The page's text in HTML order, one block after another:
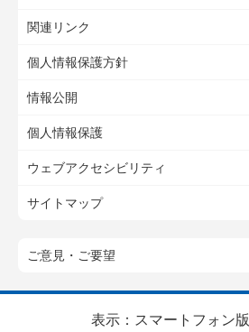
関連リンク
個人情報保護方針
情報公開
個人情報保護
ウェブアクセシビリティ
サイトマップ
ご意見・ご要望
表示： スマートフォン版